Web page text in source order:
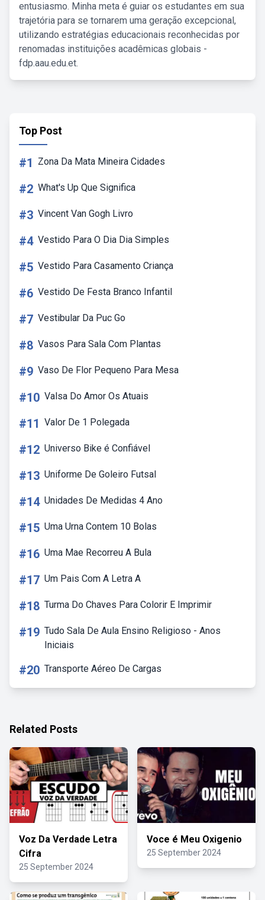
entusiasmo. Minha meta é guiar os estudantes em sua
trajetória para se tornarem uma geração excepcional,
utilizando estratégias educacionais reconhecidas por
renomadas instituições acadêmicas globais -
fdp.aau.edu.et.
Top Post
#1 Zona Da Mata Mineira Cidades
#2 What's Up Que Significa
#3 Vincent Van Gogh Livro
#4 Vestido Para O Dia Dia Simples
#5 Vestido Para Casamento Criança
#6 Vestido De Festa Branco Infantil
#7 Vestibular Da Puc Go
#8 Vasos Para Sala Com Plantas
#9 Vaso De Flor Pequeno Para Mesa
#10 Valsa Do Amor Os Atuais
#11 Valor De 1 Polegada
#12 Universo Bike é Confiável
#13 Uniforme De Goleiro Futsal
#14 Unidades De Medidas 4 Ano
#15 Uma Urna Contem 10 Bolas
#16 Uma Mae Recorreu A Bula
#17 Um Pais Com A Letra A
#18 Turma Do Chaves Para Colorir E Imprimir
#19 Tudo Sala De Aula Ensino Religioso - Anos
Iniciais
#20 Transporte Aéreo De Cargas
Related Posts
Voz Da Verdade Letra
Cifra
25 September 2024
Voce é Meu Oxigenio
25 September 2024